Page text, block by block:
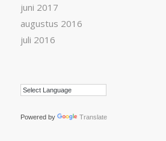
juni 2017
augustus 2016
juli 2016
Powered by Translate